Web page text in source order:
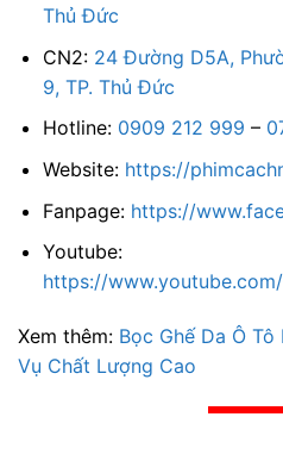
Thủ Đức
CN2: 24 Đường D5A,
9, TP. Thủ Đức
Hotline: 0909 212 999 –
Website: https://
Fanpage: https://
Youtube:
https://
Xem thêm: Bọc Ghế Da Ô
Vụ Chất Lượng Cao